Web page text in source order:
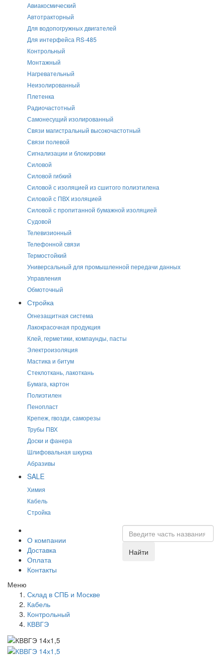
Авиакосмический
Автотракторный
Для водопогружных двигателей
Для интерфейса RS-485
Контрольный
Монтажный
Нагревательный
Неизолированный
Плетенка
Радиочастотный
Самонесущий изолированный
Связи магистральный высокочастотный
Связи полевой
Сигнализации и блокировки
Силовой
Силовой гибкий
Силовой с изоляцией из сшитого полиэтилена
Силовой с ПВХ изоляцией
Силовой с пропитанной бумажной изоляцией
Судовой
Телевизионный
Телефонной связи
Термостойкий
Универсальный для промышленной передачи данных
Управления
Обмоточный
Стройка
Огнезащитная система
Лакокрасочная продукция
Клей, герметики, компаунды, пасты
Электроизоляция
Мастика и битум
Стеклоткань, лакоткань
Бумага, картон
Полиэтилен
Пенопласт
Крепеж, гвозди, саморезы
Трубы ПВХ
Доски и фанера
Шлифовальная шкурка
Абразивы
SALE
Химия
Кабель
Стройка
О компании
Доставка
Оплата
Контакты
Найти
Меню
Склад в СПБ и Москве
Кабель
Контрольный
КВВГЭ